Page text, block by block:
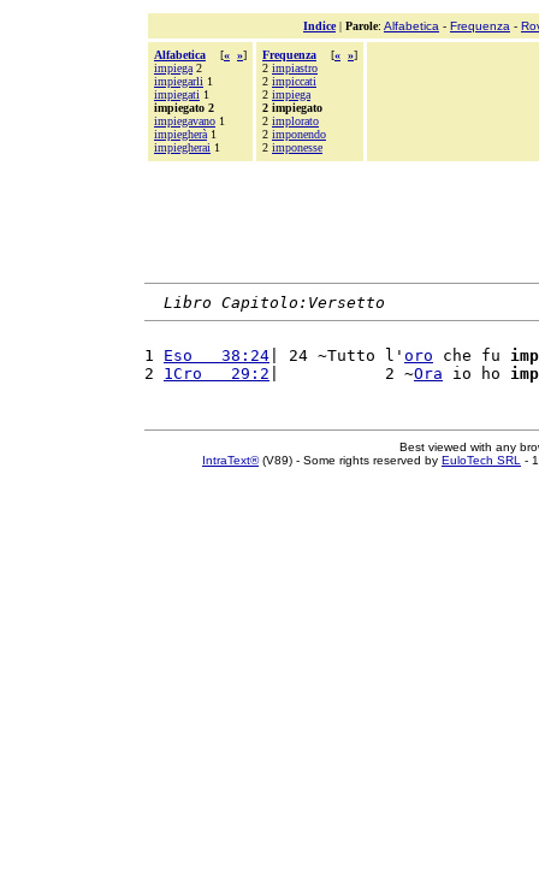
Indice| Parole: Alfabetica - Frequenza -
Alfabetica [« »]
impiega 2
impiegarli 1
impiegati 1
impiegato 2
impiegavano 1
impiegherà 1
impiegherai 1
Frequenza [« »]
2 impiastro
2 impiccati
2 impiega
2 impiegato
2 implorato
2 imponendo
2 imponesse
Libro Capitolo:Versetto
1 Eso   38:24 | 24 ~Tutto l' oro che fu
2 1Cro   29:2 |           2 ~Ora io ho
Best viewed with any
IntraText®(V89) - Some rights reserved by EuloTech SRL -